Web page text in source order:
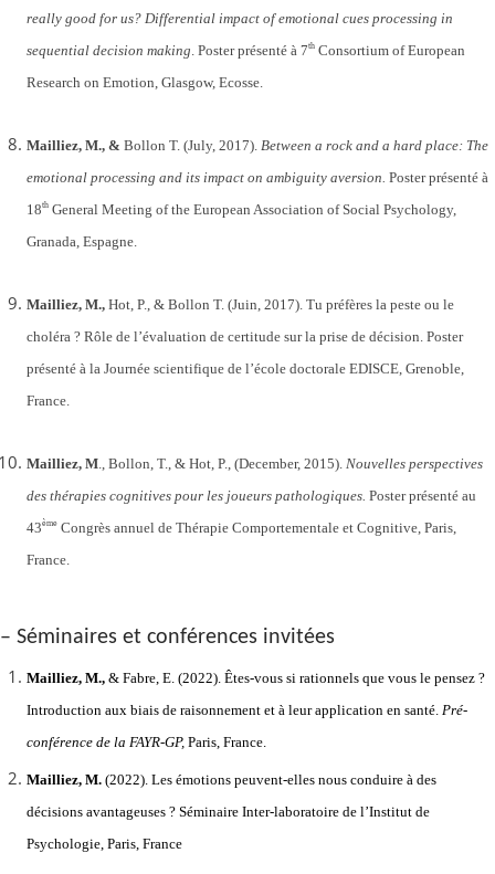
really good for us? Differential impact of emotional cues processing in
sequential decision making. Poster présenté à 7thConsortium of European
Research on Emotion, Glasgow, Ecosse.
Mailliez, M., & Bollon T. (July, 2017). Between a rock and a hard place: The
emotional processing and its impact on ambiguity aversion. Poster présenté à
18thGeneral Meeting of the European Association of Social Psychology,
Granada, Espagne.
Mailliez, M.,Hot, P., & Bollon T. (Juin, 2017). Tu préfères la peste ou le
choléra ? Rôle de l’évaluation de certitude sur la prise de décision. Poster
présenté à la Journée scientifique de l’école doctorale EDISCE, Grenoble,
France.
Mailliez, M., Bollon, T., & Hot, P., (December, 2015). Nouvelles perspectives
des thérapies cognitives pour les joueurs pathologiques. Poster présenté au
43èmeCongrès annuel de Thérapie Comportementale et Cognitive, Paris,
France.
– Séminaires et conférences invitées
Mailliez, M., & Fabre, E. (2022). Êtes-vous si rationnels que vous le pensez ?
Introduction aux biais de raisonnement et à leur application en santé. Pré-
conférence de la FAYR-GP, Paris, France.
Mailliez, M. (2022). Les émotions peuvent-elles nous conduire à des
décisions avantageuses ? Séminaire Inter-laboratoire de l’Institut de
Psychologie, Paris, France